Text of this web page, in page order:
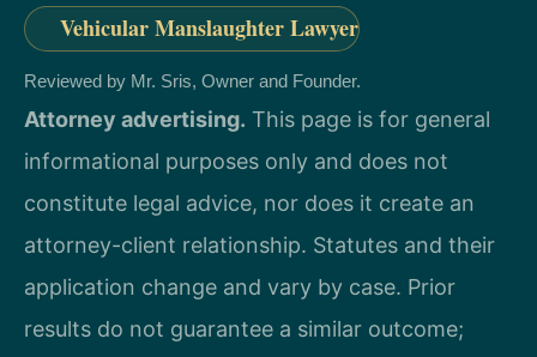
Vehicular Manslaughter Lawyer
Reviewed by Mr. Sris, Owner and Founder.
Attorney advertising. This page is for general
informational purposes only and does not
constitute legal advice, nor does it create an
attorney-client relationship. Statutes and their
application change and vary by case. Prior
results do not guarantee a similar outcome;